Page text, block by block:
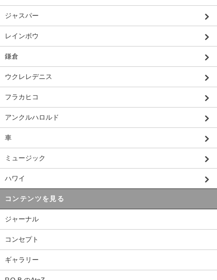
ジャスパー
レインボウ
鎌倉
ウクレレデニス
フラカヒコ
アンクルハロルド
車
ミュージック
ハワイ
コンテンツを見る
ジャーナル
コンセプト
ギャラリー